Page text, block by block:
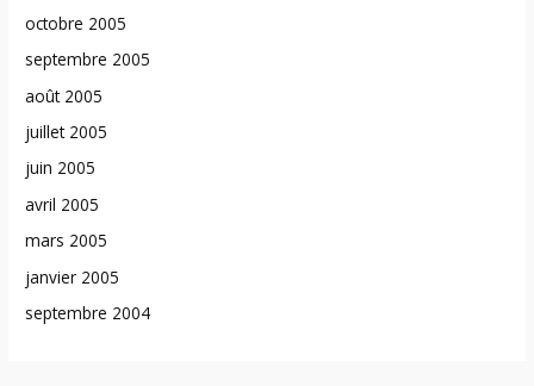
octobre 2005
septembre 2005
août 2005
juillet 2005
juin 2005
avril 2005
mars 2005
janvier 2005
septembre 2004